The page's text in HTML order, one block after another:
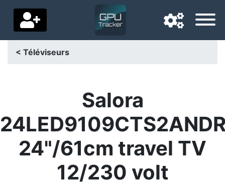
Pays de livraison
Accueil
Baisses de prix
Paramètres
Soutenez-nous
< Téléviseurs
Salora
24"/61cm travel TV
12/230 volt